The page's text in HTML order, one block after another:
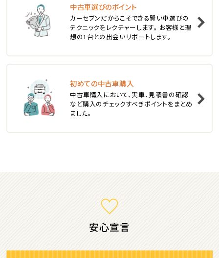
2位
スバル
レガシィツーリングワゴン
3位
トヨタ
カローラフィールダー
2
中古車選びのポイント
カーセブンだからこそできる賢い車選びの
テクニックをレクチャーします。 お客様と理
想の1台との出会いサポートします。
初めての中古車購入
中古車購入において、実車、見積書の確認
など購入のチェックすべきポイントをまとめ
ました。
安心宣言